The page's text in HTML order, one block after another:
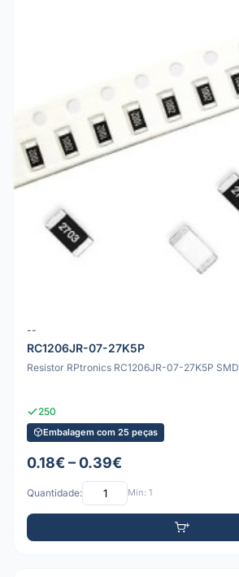
--
RC1206JR-07-27K5P
Resistor RPtronics RC1206JR-07-27K5P SMD
250
Embalagem com 25 peças
0.18€ – 0.39€
Quantidade: Mín: 1